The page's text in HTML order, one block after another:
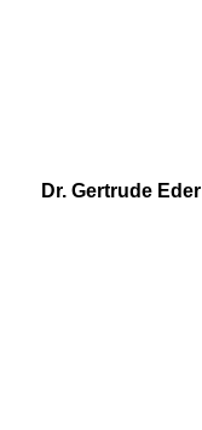
Dr. Gertrude Eder